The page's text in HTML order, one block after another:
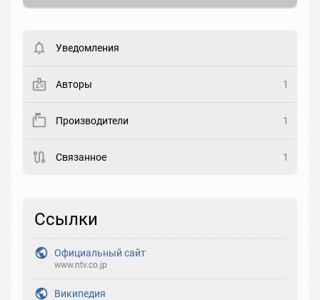
Статус
Рейтинг
Выберите реакцию
Уведомления
Авторы 1
Производители 1
Связанное 1
Ссылки
Официальный сайт
www.ntv.co.jp
Википедия